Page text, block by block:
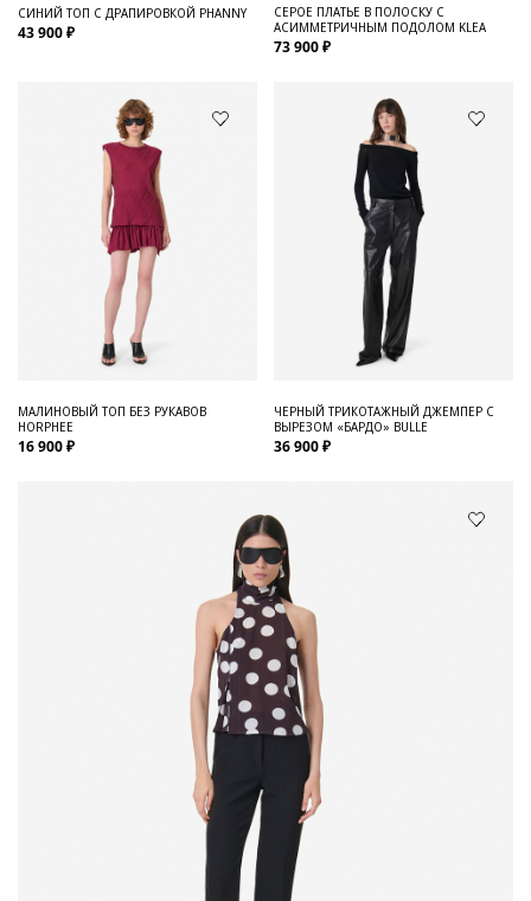
СИНИЙ ТОП С ДРАПИРОВКОЙ PHANNY
43 900 ₽
СЕРОЕ ПЛАТЬЕ В ПОЛОСКУ С
АСИММЕТРИЧНЫМ ПОДОЛОМ KLEA
73 900 ₽
МАЛИНОВЫЙ ТОП БЕЗ РУКАВОВ
HORPHEE
16 900 ₽
ЧЕРНЫЙ ТРИКОТАЖНЫЙ ДЖЕМПЕР С
ВЫРЕЗОМ «БАРДО» BULLE
36 900 ₽